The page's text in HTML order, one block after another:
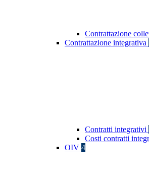
Contrattazione
Contrattazione integrativa
Contratti integrativi
Costi contratti
OIV 4